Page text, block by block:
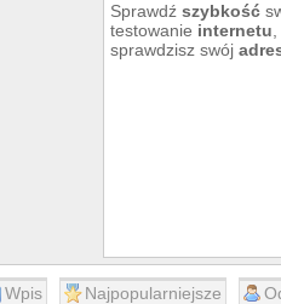
Sprawdźszybkość
testowanie internetu
sprawdzisz swój
Wpis Najpopularniejsze